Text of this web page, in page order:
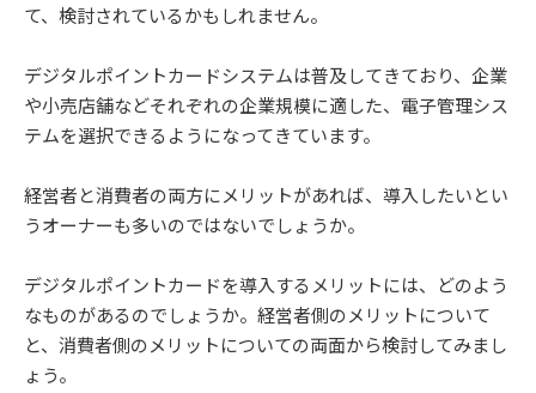
て、検討されているかもしれません。
デジタルポイントカードシステムは普及してきており、企業
や小売店舗などそれぞれの企業規模に適した、電子管理シス
テムを選択できるようになってきています。
経営者と消費者の両方にメリットがあれば、導入したいとい
うオーナーも多いのではないでしょうか。
デジタルポイントカードを導入するメリットには、どのよう
なものがあるのでしょうか。経営者側のメリットについて
と、消費者側のメリットについての両面から検討してみまし
ょう。